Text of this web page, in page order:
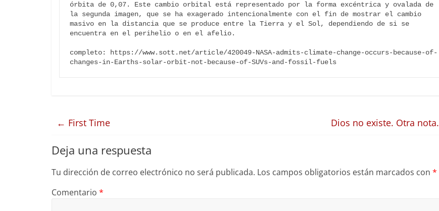
órbita de 0,07. Este cambio orbital está representado por la forma excéntrica y ovalada de
la segunda imagen, que se ha exagerado intencionalmente con el fin de mostrar el cambio
masivo en la distancia que se produce entre la Tierra y el Sol, dependiendo de si se
encuentra en el perihelio o en el afelio.
completo: https://www.sott.net/article/420049-NASA-admits-climate-change-occurs-because-of-
changes-in-Earths-solar-orbit-not-because-of-SUVs-and-fossil-fuels
← First Time Dios no existe. Otra nota.
Deja una respuesta
Tu dirección de correo electrónico no será publicada. Los campos obligatorios están marcados con *
Comentario *